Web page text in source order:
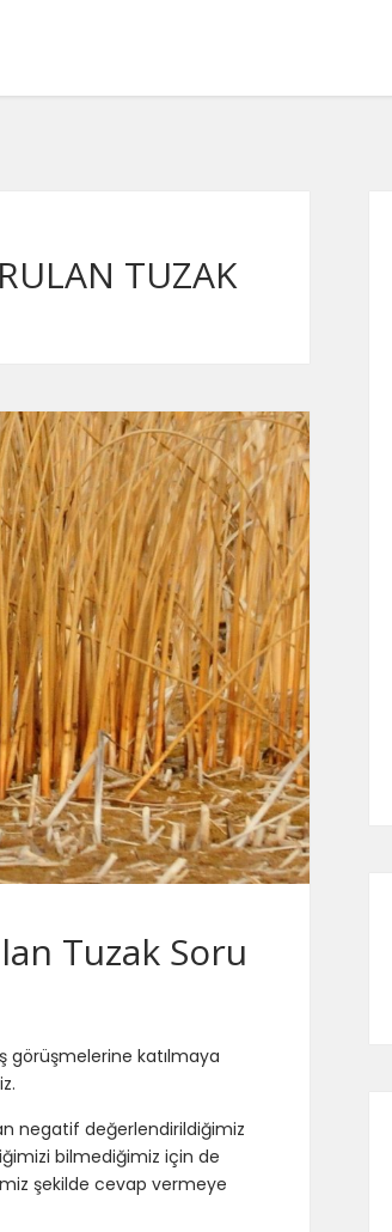
TUZAK
Tuzak Soru
görüşmelerine katılmaya
negatif değerlendirildiğimiz
bilmediğimiz için de
şekilde cevap vermeye